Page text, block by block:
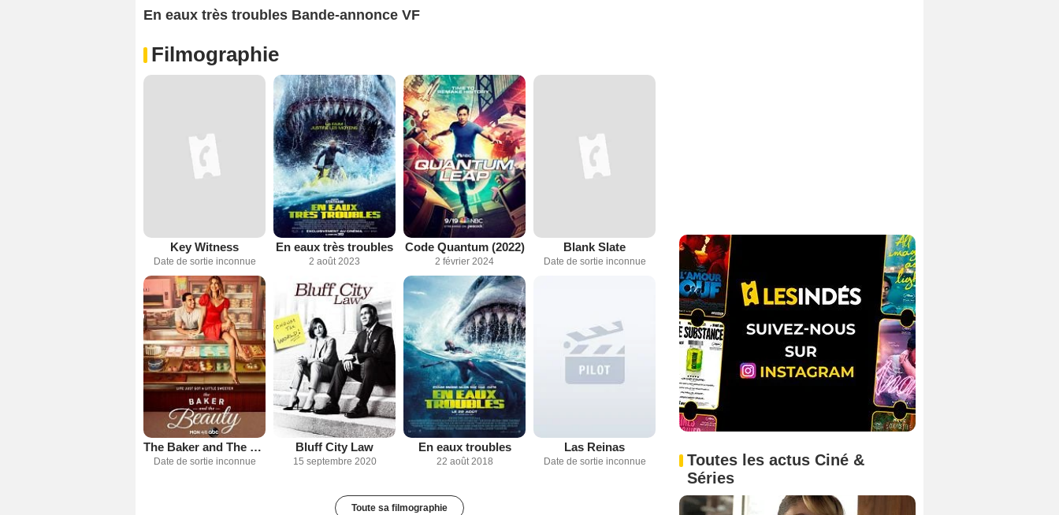
En eaux très troubles Bande-annonce VF
Filmographie
Key Witness
Date de sortie inconnue
En eaux très troubles
2 août 2023
Code Quantum (2022)
2 février 2024
Blank Slate
Date de sortie inconnue
The Baker and The Beauty (2020)
Date de sortie inconnue
Bluff City Law
15 septembre 2020
En eaux troubles
22 août 2018
Las Reinas
Date de sortie inconnue
Toute sa filmographie
Toutes les actus Ciné &
Séries